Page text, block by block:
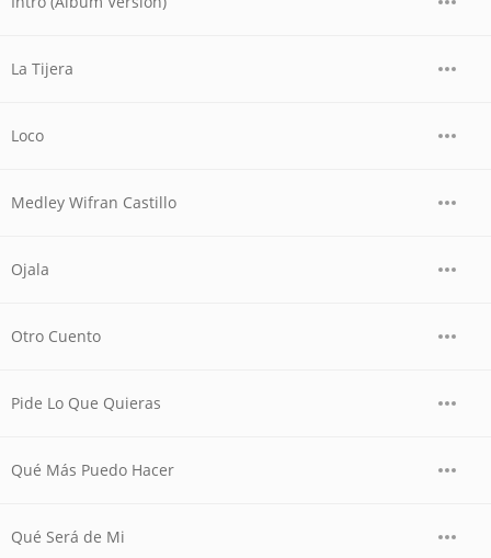
La Tijera
Loco
Medley Wifran Castillo
Ojala
Otro Cuento
Pide Lo Que Quieras
Qué Más Puedo Hacer
Qué Será de Mi